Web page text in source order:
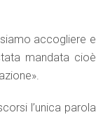
accogliere e
mandata cioè
l’unica parola